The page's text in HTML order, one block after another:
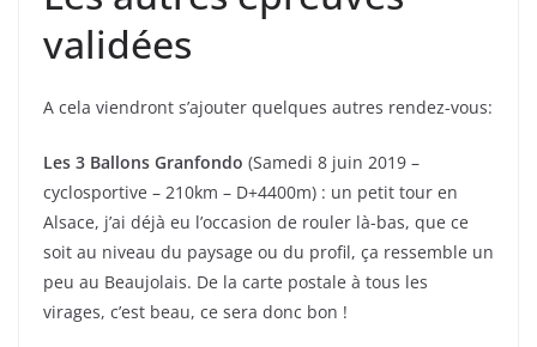
validées
A cela viendront s’ajouter quelques autres rendez-vous:
Les 3 Ballons Granfondo (Samedi 8 juin 2019 –
cyclosportive – 210km – D+4400m) : un petit tour en
Alsace, j’ai déjà eu l’occasion de rouler là-bas, que ce
soit au niveau du paysage ou du profil, ça ressemble un
peu au Beaujolais. De la carte postale à tous les
virages, c’est beau, ce sera donc bon !